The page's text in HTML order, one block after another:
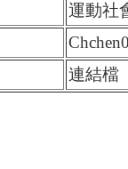
運動社
連結檔